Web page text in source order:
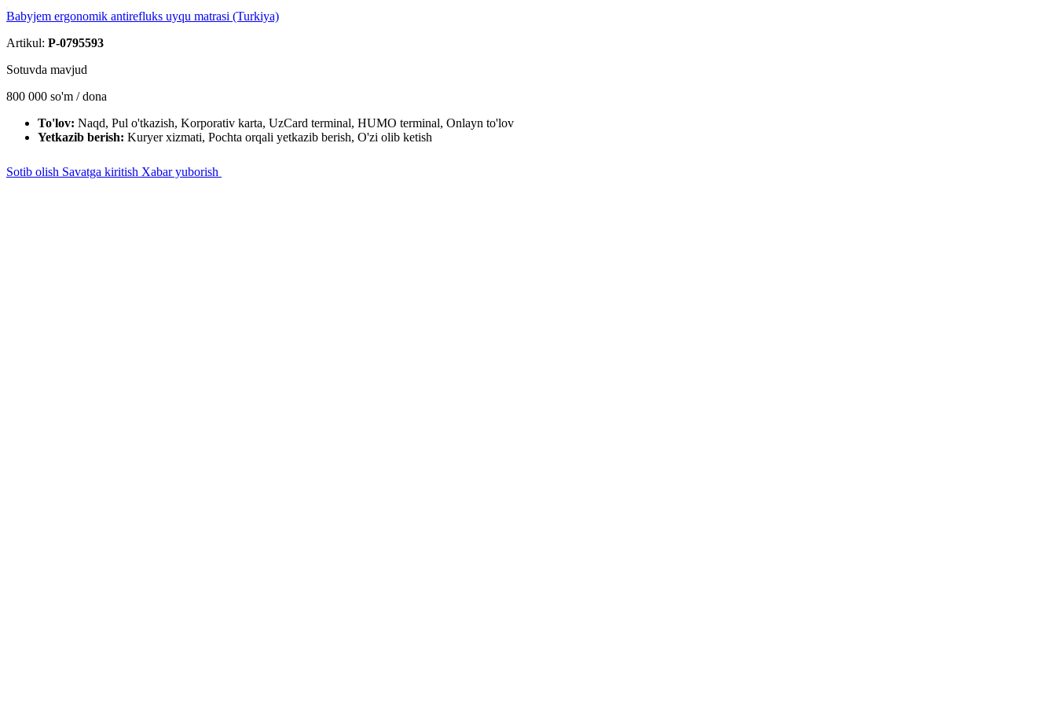
Babyjem ergonomik antirefluks uyqu matrasi (Turkiya)
Artikul: P-0795593
Sotuvda mavjud
800 000 so'm / dona
To'lov: Naqd, Pul o'tkazish, Korporativ karta, UzCard terminal, HUMO terminal, Onlayn to'lov
Yetkazib berish: Kuryer xizmati, Pochta orqali yetkazib berish, O'zi olib ketish
Sotib olish Savatga kiritish Xabar yuborish